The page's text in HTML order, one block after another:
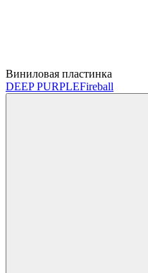
Виниловая пластинка
DEEP PURPLEFireball